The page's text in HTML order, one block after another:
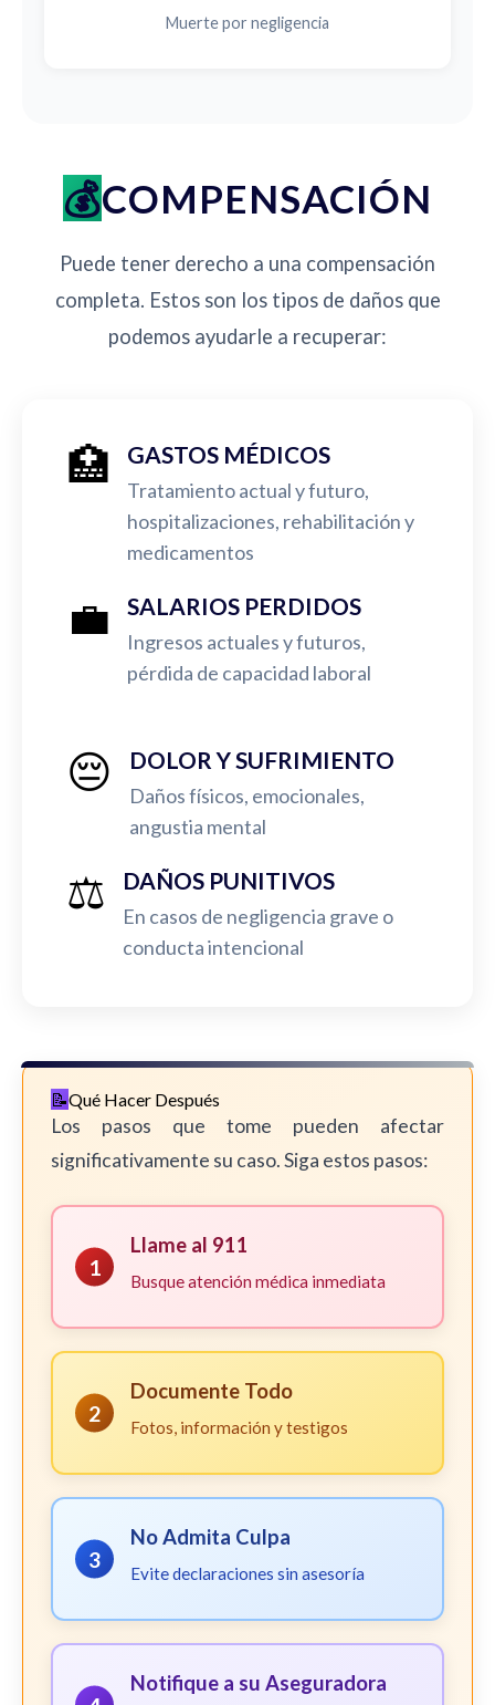
Muerte por negligencia
COMPENSACIÓN
Puede tener derecho a una compensación
completa. Estos son los tipos de daños que
podemos ayudarle a recuperar:
🏥 GASTOS MÉDICOS
Tratamiento actual y futuro,
hospitalizaciones, rehabilitación y
medicamentos
💼 SALARIOS PERDIDOS
Ingresos actuales y futuros,
pérdida de capacidad laboral
😔 DOLOR Y SUFRIMIENTO
Daños físicos, emocionales,
angustia mental
⚖️ DAÑOS PUNITIVOS
En casos de negligencia grave o
conducta intencional
Qué Hacer Después
Los pasos que tome pueden afectar
significativamente su caso. Siga estos pasos:
1
Llame al 911
Busque atención médica inmediata
2
Documente Todo
Fotos, información y testigos
3
No Admita Culpa
Evite declaraciones sin asesoría
Notifique a su Aseguradora